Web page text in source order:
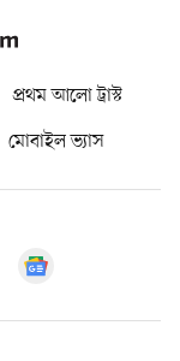
প্রথম আলো ট্রাস্ট
মোবাইল ভ্যাস